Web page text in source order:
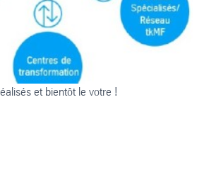
et bientôt le votre !